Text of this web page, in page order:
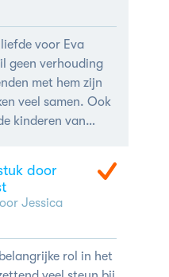
voor Eva
geen verhouding
met hem zijn
veel samen. Ook
kinderen van
overspel, maar
storen ze zich er
Frans toch
weer terug
terug en
te blijven.
door
Jessica
rol in het